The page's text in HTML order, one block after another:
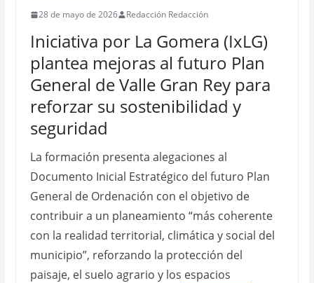
28 de mayo de 2026 Redacción Redacción
Iniciativa por La Gomera (IxLG)
plantea mejoras al futuro Plan
General de Valle Gran Rey para
reforzar su sostenibilidad y
seguridad
La formación presenta alegaciones al
Documento Inicial Estratégico del futuro Plan
General de Ordenación con el objetivo de
contribuir a un planeamiento “más coherente
con la realidad territorial, climática y social del
municipio”, reforzando la protección del
paisaje, el suelo agrario y los espacios